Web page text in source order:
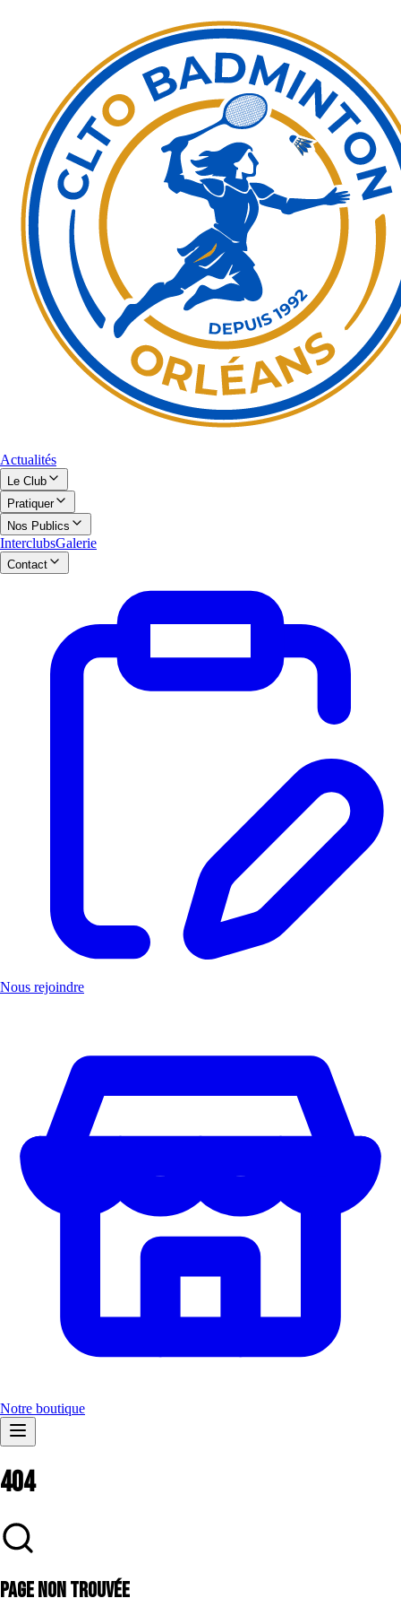
Actualités
Le Club
Pratiquer
Nos Publics
InterclubsGalerie
Contact
Nous rejoindre
Notre boutique
404
Page Non Trouvée